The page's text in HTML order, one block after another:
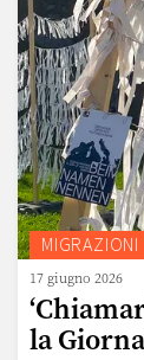
MIGRAZIONI
17 giugno 2026
la